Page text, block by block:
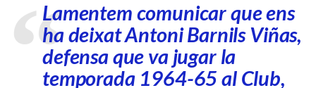
Lamentem comunicar que ens
ha deixat Antoni Barnils Viñas,
defensa que va jugar la
temporada 1964-65 al Club,